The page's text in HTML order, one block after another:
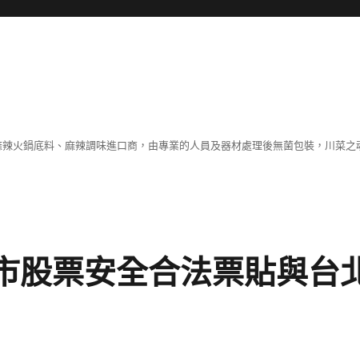
火鍋底料、麻辣調味進口商，由專業的人員及器材處理後無菌包裝，川菜
股票安全合法票貼與台